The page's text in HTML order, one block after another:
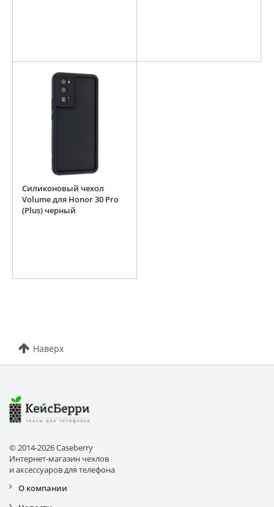
Силиконовый чехол
Volume для Honor 30 Pro
(Plus) черный
Наверх
© 2014-2026 Caseberry
Интернет-магазин чехлов
и аксессуаров для телефона
О компании